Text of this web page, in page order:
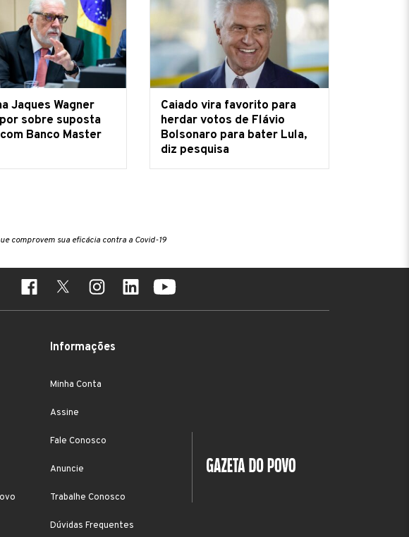
Jaques Wagner
sobre suposta
Banco Master
Caiado vira favorito para
herdar votos de Flávio
Bolsonaro para bater Lula,
diz pesquisa
comprovem sua eficácia contra a Covid-19
Informações
Minha Conta
Assine
Fale Conosco
Anuncie
Trabalhe Conosco
Dúvidas Frequentes